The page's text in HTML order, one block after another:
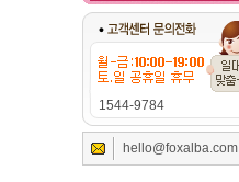
1544-9784
hello@foxalba.com